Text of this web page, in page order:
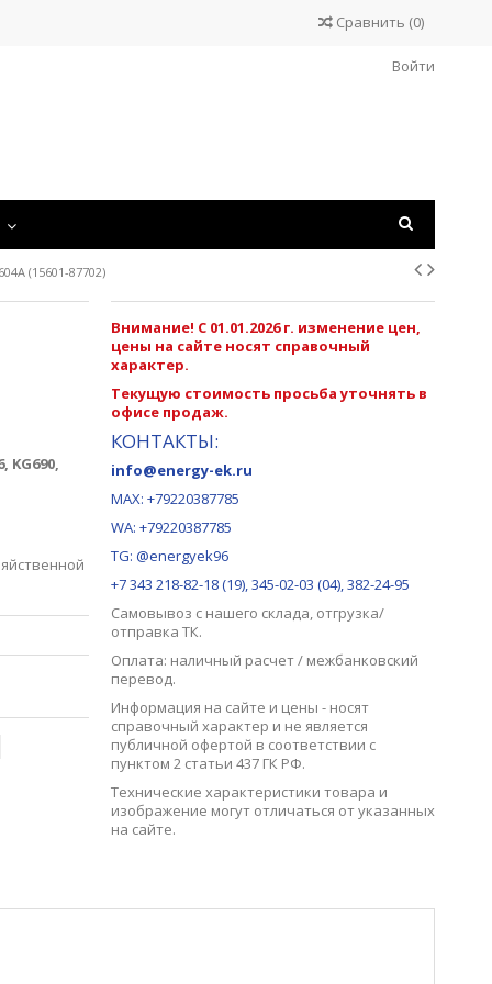
Сравнить (0)
Войти
(15601-87702)
KG690,
Внимание! С 01.01.2026 г. изменение цен,
цены на сайте носят справочный
характер.
Текущую стоимость просьба уточнять в
офисе продаж.
КОНТАКТЫ:
info@energy-ek.ru
MAX: +79220387785
WA: +79220387785
TG: @energyek96
+7 343 218-82-18 (19), 345-02-03 (04), 382-24-95
Самовывоз с нашего склада, отгрузка/
отправка ТК.
Оплата: наличный расчет / межбанковский
перевод.
Информация на сайте и цены - носят
справочный характер и не является
публичной офертой в соответствии с
пунктом 2 статьи 437 ГК РФ.
Технические характеристики товара и
изображение могут отличаться от указанных
на сайте.